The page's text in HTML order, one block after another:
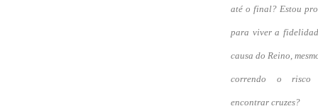
até o final? Estou
para viver a
causa do Reino,
correndo o risco
encontrar cruzes?